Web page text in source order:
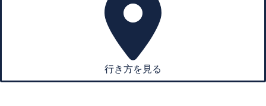
行き方を見る